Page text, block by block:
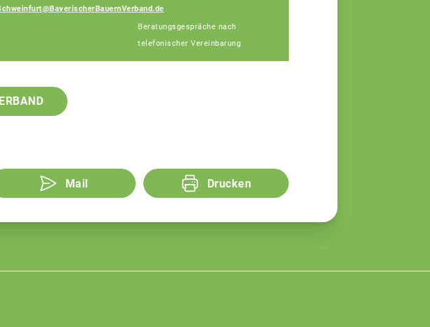
Beratungsgespräche nach
telefonischer Vereinbarung
Mail Drucken